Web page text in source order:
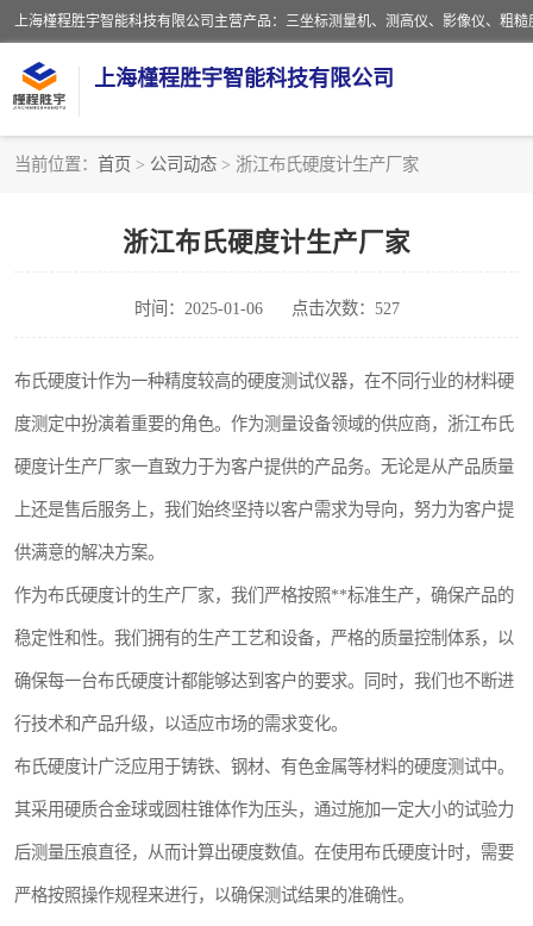
上海槿程胜宇智能科技有限公司
当前位置： 首页 > 公司动态 > 浙江布氏硬度计生产厂家
浙江布氏硬度计生产厂家
时间：2025-01-06 点击次数：527
布氏硬度计作为一种精度较高的硬度测试仪器，在不同行业的材料硬
度测定中扮演着重要的角色。作为测量设备领域的供应商，浙江布氏
硬度计生产厂家一直致力于为客户提供的产品务。无论是从产品质量
上还是售后服务上，我们始终坚持以客户需求为导向，努力为客户提
供满意的解决方案。
作为布氏硬度计的生产厂家，我们严格按照**标准生产，确保产品的
稳定性和性。我们拥有的生产工艺和设备，严格的质量控制体系，以
确保每一台布氏硬度计都能够达到客户的要求。同时，我们也不断进
行技术和产品升级，以适应市场的需求变化。
布氏硬度计广泛应用于铸铁、钢材、有色金属等材料的硬度测试中。
其采用硬质合金球或圆柱锥体作为压头，通过施加一定大小的试验力
后测量压痕直径，从而计算出硬度数值。在使用布氏硬度计时，需要
严格按照操作规程来进行，以确保测试结果的准确性。
三坐标测量仪
扳手
洛氏硬度计
布洛维硬度计
镶嵌机
三坐标夹具
测针
螺纹规